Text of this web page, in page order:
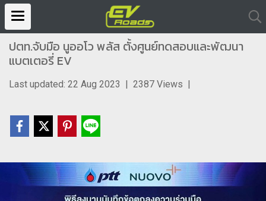
ปตท.จับมือ นูออโว พลัส ตั้งศูนย์ทดสอบและพัฒนา
แบตเตอรี่ EV
Last updated: 22 Aug 2023 | 2387 Views |